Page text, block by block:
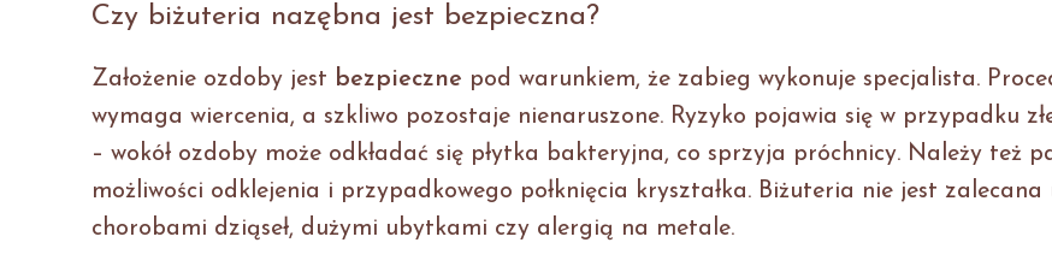
Czy biżuteria nazębna jest bezpieczna?
Założenie ozdoby jest bezpieczne pod warunkiem, że zabieg wykonuje specjalista.
wymaga wiercenia, a szkliwo pozostaje nienaruszone. Ryzyko pojawia się w przypadku
– wokół ozdoby może odkładać się płytka bakteryjna, co sprzyja próchnicy. Należy też
możliwości odklejenia i przypadkowego połknięcia kryształka. Biżuteria nie jest zalecana
chorobami dziąseł, dużymi ubytkami czy alergią na metale.